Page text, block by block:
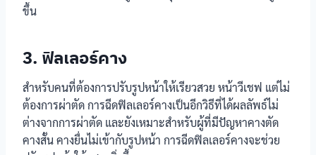
ขึ้น
3. ฟิลเลอร์คาง
สำหรับคนที่ต้องการปรับรูปหน้าให้เรียวสวย หน้าวีเชฟ แต่ไม่
ต้องการผ่าตัด การฉีดฟิลเลอร์คางเป็นอีกวิธีที่ได้ผลลัพธ์ไม่
ต่างจากการผ่าตัด และยังเหมาะสำหรับผู้ที่มีปัญหาคางตัด
คางสั้น คางยื่นไม่เข้ากับรูปหน้า การฉีดฟิลเลอร์คางจะช่วย